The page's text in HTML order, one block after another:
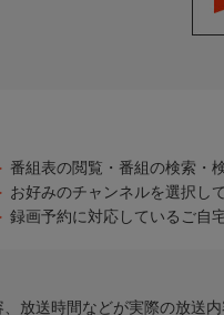
番組表の閲覧・番組の検索・
お好みのチャンネルを選択し
録画予約に対応しているご自
、放送時間などが実際の放送